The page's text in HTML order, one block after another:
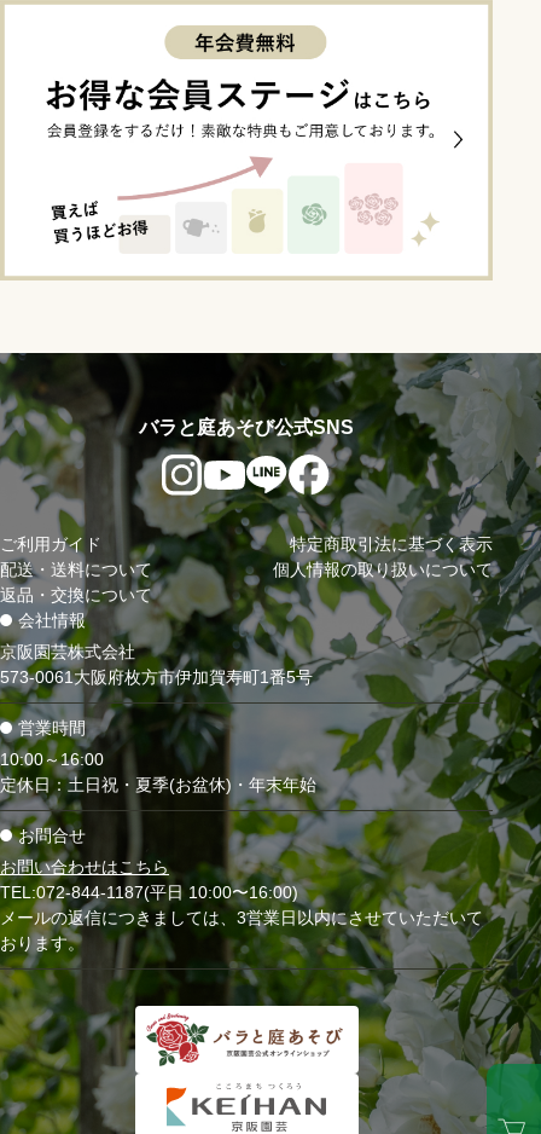
会社情報
京阪園芸株式会社
573-0061大阪府枚方市伊加賀寿町1番5号
営業時間
10:00～16:00
定休日：土日祝・夏季(お盆休)・年末年始
お問合せ
お問い合わせはこちら
TEL:072-844-1187(平日 10:00〜16:00)
メールの返信につきましては、3営業日以内にさせていただいて
おります。
バラと庭あそび公式SNS
ご利用ガイド
配送・送料について
返品・交換について
特定商取引法に基づく表示
個人情報の取り扱いについて